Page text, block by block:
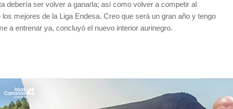
debería ser volver a ganarla; así como volver a competir al
mejores de la Liga Endesa. Creo que será un gran año y tengo
a entrenar ya, concluyó el nuevo interior aurinegro.